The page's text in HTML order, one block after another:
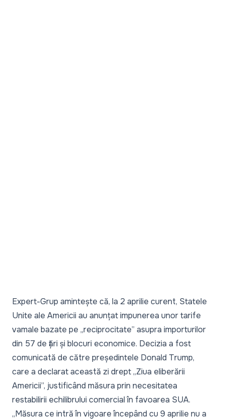
Expert-Grup amintește că, la 2 aprilie curent, Statele
Unite ale Americii au anunțatimpunerea unor tarife
vamale bazate pe „reciprocitate” asupra importurilor
din 57 de țări și blocuri economice. Decizia a fost
comunicată de către președintele Donald Trump,
care a declarat această zi drept „Ziua eliberării
Americii”, justificând măsura prin necesitatea
restabilirii echilibrului comercial în favoarea SUA.
„Măsura ce intră în vigoare începând cu 9 aprilie nu a